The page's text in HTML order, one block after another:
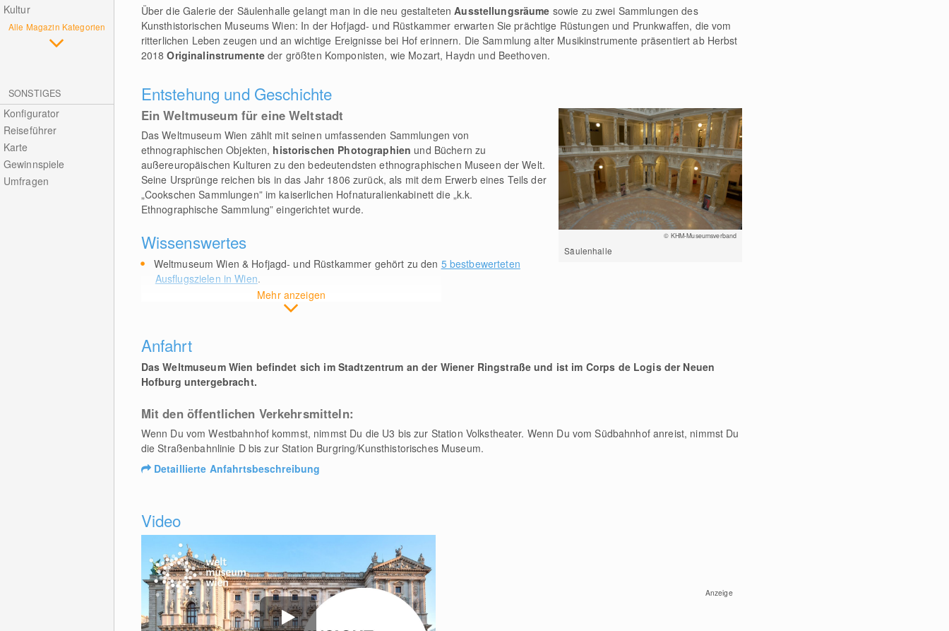
Kultur
Alle Magazin Kategorien
SONSTIGES
Konfigurator
Reiseführer
Karte
Gewinnspiele
Umfragen
Über die Galerie der Säulenhalle gelangt man in die neu gestaltetenAusstellungsräume sowie zu zwei Sammlungen des
Kunsthistorischen Museums Wien: In der Hofjagd- und Rüstkammer erwarten Sie prächtige Rüstungen und Prunkwaffen, die vom
ritterlichen Leben zeugen und an wichtige Ereignisse bei Hof erinnern. Die Sammlung alter Musikinstrumente präsentiert ab Herbst
2018Originalinstrumenteder größten Komponisten, wie Mozart, Haydn und Beethoven.
Entstehung und Geschichte
© KHM-Museumsverband
Säulenhalle
Ein Weltmuseum für eine Weltstadt
Das Weltmuseum Wien zählt mit seinen umfassenden Sammlungen von
ethnographischen Objekten, historischen Photographien und Büchern zu
außereuropäischen Kulturen zu den bedeutendsten ethnographischen Museen der Welt.
Seine Ursprünge reichen bis in das Jahr 1806 zurück, als mit dem Erwerb eines Teils der
„Cookschen Sammlungen” im kaiserlichen Hofnaturalienkabinett die „k.k.
Ethnographische Sammlung” eingerichtet wurde.
Wissenswertes
Mehr anzeigen
Weltmuseum Wien & Hofjagd- und Rüstkammer gehört zu den 5 bestbewerteten
Ausflugszielen in Wien.
Anfahrt
Das Weltmuseum Wien befindet sich im Stadtzentrum an der Wiener Ringstraße und ist im Corps de Logis der Neuen
Hofburg untergebracht.
Mit den öffentlichen Verkehrsmitteln:
Wenn Du vom Westbahnhof kommst, nimmst Du die U3 bis zur Station Volkstheater. Wenn Du vom Südbahnhof anreist, nimmst Du
die Straßenbahnlinie D bis zur Station Burgring/Kunsthistorisches Museum.
Detaillierte Anfahrtsbeschreibung
Video
Anzeige